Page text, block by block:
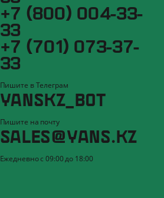
+7 (800) 004-33-
33
+7 (701) 073-37-
33
Пишите в Телеграм
YANSKZ_BOT
Пишите на почту
SALES@YANS.KZ
Ежедневно с 09:00 до 18:00